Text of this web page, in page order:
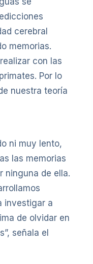
cerebral
memorias.
con las
Por lo
nuestra teoría
ni muy lento,
las memorias
ninguna de ella.
investigar a
de olvidar en
señala el